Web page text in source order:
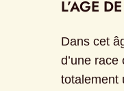
L’AGE
Dans cet
d’une
totalement